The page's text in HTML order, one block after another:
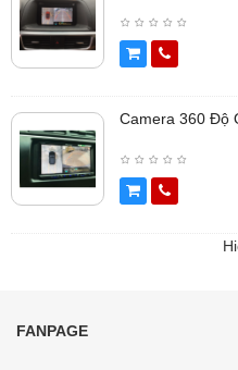
Camera 360 Độ
FANPAGE